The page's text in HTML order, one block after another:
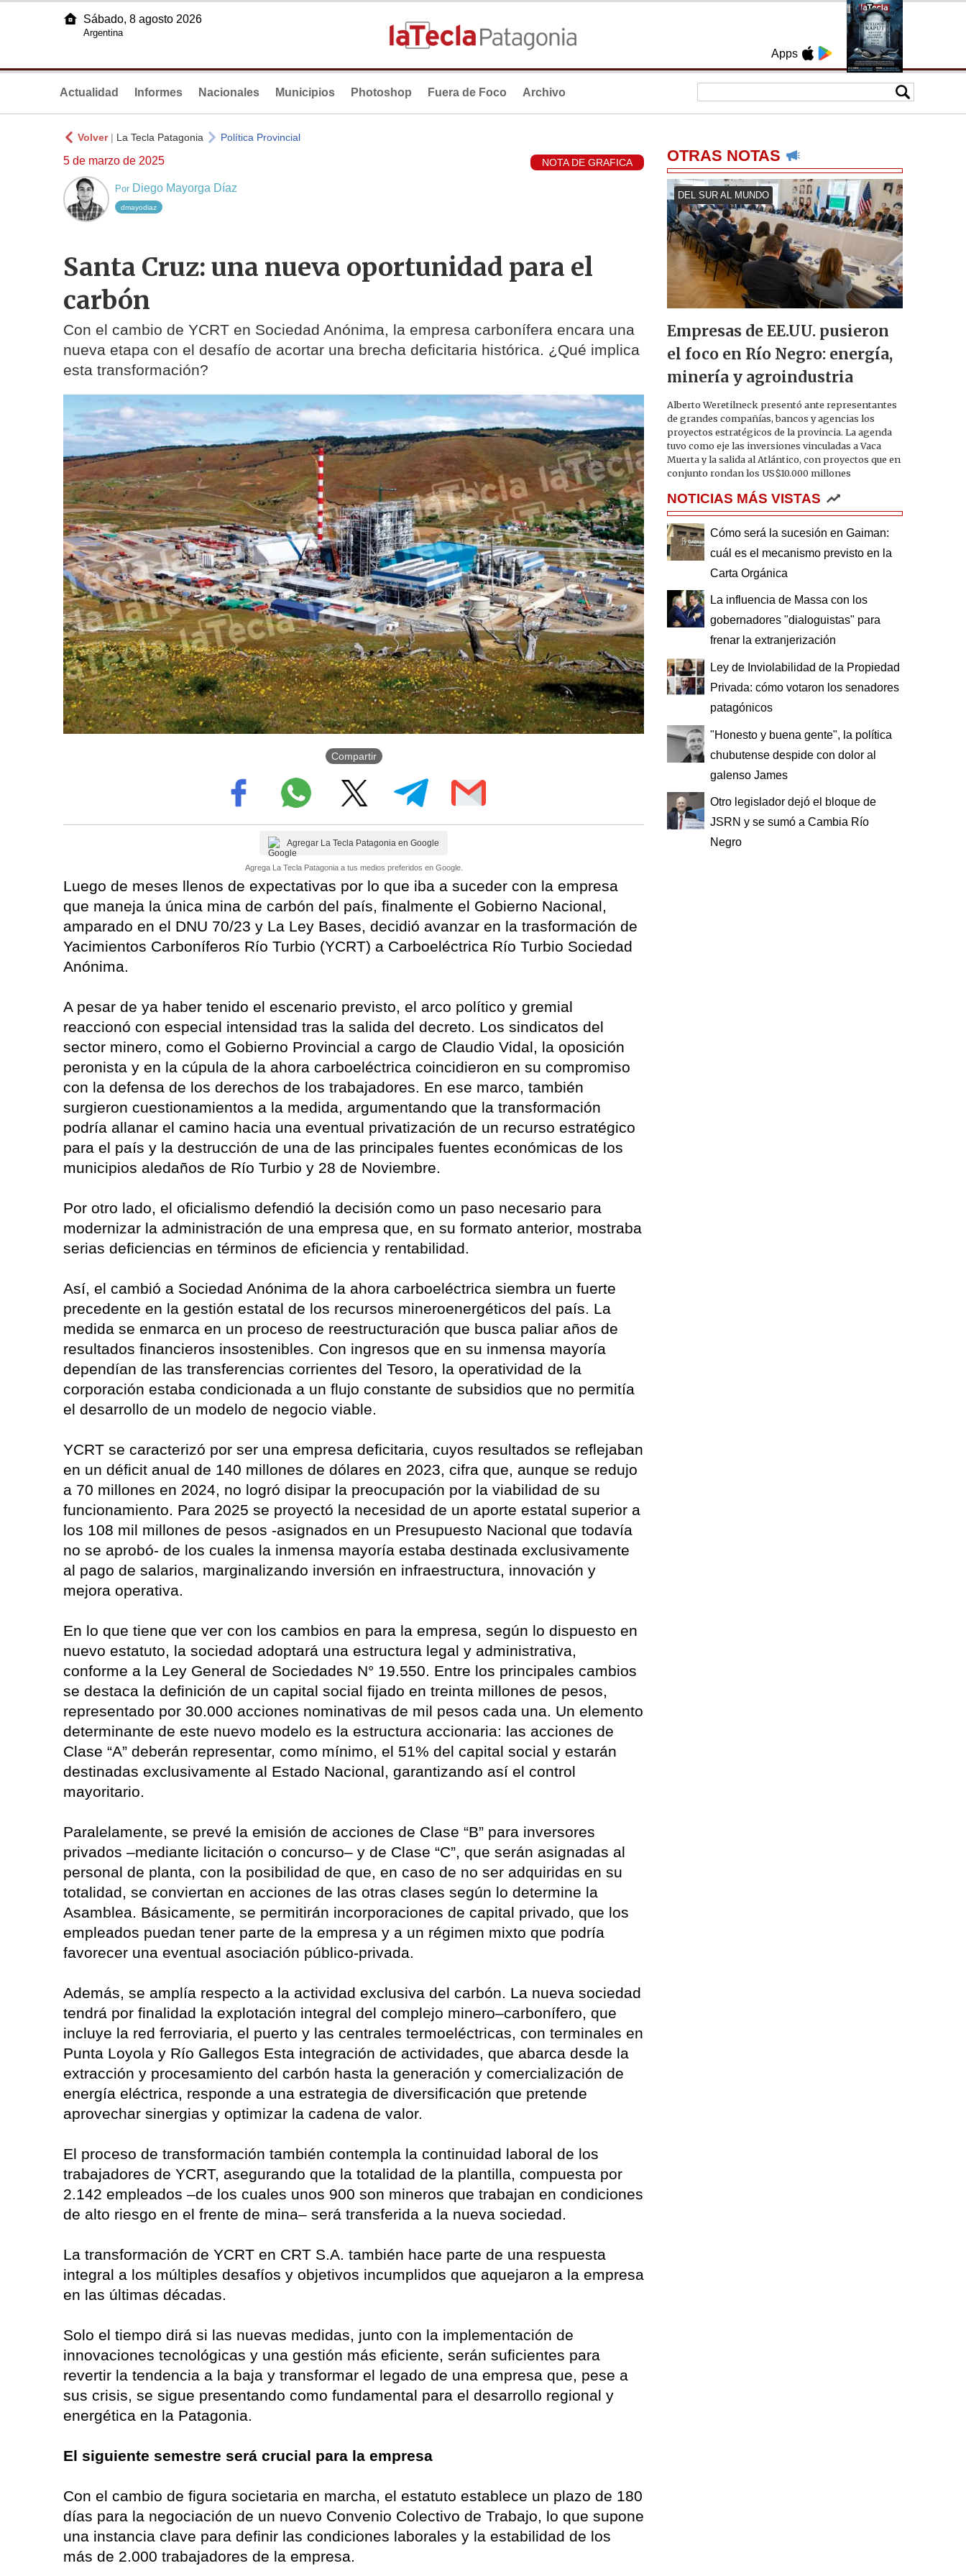
Apps
Sábado, 8 agosto 2026
Argentina
Actualidad Informes Nacionales Municipios Photoshop Fuera de Foco Archivo
Volver| La Tecla Patagonia Política Provincial
5 de marzo de 2025 NOTA DE GRAFICA
Por Diego Mayorga Díaz
dmayodiaz
Santa Cruz: una nueva oportunidad para el
carbón
Con el cambio de YCRT en Sociedad Anónima, la empresa carbonífera encara una
nueva etapa con el desafío de acortar una brecha deficitaria histórica. ¿Qué implica
esta transformación?
Compartir
Agregar La Tecla Patagonia en Google
Agrega La Tecla Patagonia a tus medios preferidos en Google.
Luego de meses llenos de expectativas por lo que iba a suceder con la empresa
que maneja la única mina de carbón del país, finalmente el Gobierno Nacional,
amparado en el DNU 70/23 y La Ley Bases, decidió avanzar en la trasformación de
Yacimientos Carboníferos Río Turbio (YCRT) a Carboeléctrica Río Turbio Sociedad
Anónima.
A pesar de ya haber tenido el escenario previsto, el arco político y gremial
reaccionó con especial intensidad tras la salida del decreto. Los sindicatos del
sector minero, como el Gobierno Provincial a cargo de Claudio Vidal, la oposición
peronista y en la cúpula de la ahora carboeléctrica coincidieron en su compromiso
con la defensa de los derechos de los trabajadores. En ese marco, también
surgieron cuestionamientos a la medida, argumentando que la transformación
podría allanar el camino hacia una eventual privatización de un recurso estratégico
para el país y la destrucción de una de las principales fuentes económicas de los
municipios aledaños de Río Turbio y 28 de Noviembre.
Por otro lado, el oficialismo defendió la decisión como un paso necesario para
modernizar la administración de una empresa que, en su formato anterior, mostraba
serias deficiencias en términos de eficiencia y rentabilidad.
Así, el cambió a Sociedad Anónima de la ahora carboeléctrica siembra un fuerte
precedente en la gestión estatal de los recursos mineroenergéticos del país. La
medida se enmarca en un proceso de reestructuración que busca paliar años de
resultados financieros insostenibles. Con ingresos que en su inmensa mayoría
dependían de las transferencias corrientes del Tesoro, la operatividad de la
corporación estaba condicionada a un flujo constante de subsidios que no permitía
el desarrollo de un modelo de negocio viable.
YCRT se caracterizó por ser una empresa deficitaria, cuyos resultados se reflejaban
en un déficit anual de 140 millones de dólares en 2023, cifra que, aunque se redujo
a 70 millones en 2024, no logró disipar la preocupación por la viabilidad de su
funcionamiento. Para 2025 se proyectó la necesidad de un aporte estatal superior a
los 108 mil millones de pesos -asignados en un Presupuesto Nacional que todavía
no se aprobó- de los cuales la inmensa mayoría estaba destinada exclusivamente
al pago de salarios, marginalizando inversión en infraestructura, innovación y
mejora operativa.
En lo que tiene que ver con los cambios en para la empresa, según lo dispuesto en
nuevo estatuto, la sociedad adoptará una estructura legal y administrativa,
conforme a la Ley General de Sociedades N° 19.550. Entre los principales cambios
se destaca la definición de un capital social fijado en treinta millones de pesos,
representado por 30.000 acciones nominativas de mil pesos cada una. Un elemento
determinante de este nuevo modelo es la estructura accionaria: las acciones de
Clase “A” deberán representar, como mínimo, el 51% del capital social y estarán
destinadas exclusivamente al Estado Nacional, garantizando así el control
mayoritario.
Paralelamente, se prevé la emisión de acciones de Clase “B” para inversores
privados –mediante licitación o concurso– y de Clase “C”, que serán asignadas al
personal de planta, con la posibilidad de que, en caso de no ser adquiridas en su
totalidad, se conviertan en acciones de las otras clases según lo determine la
Asamblea. Básicamente, se permitirán incorporaciones de capital privado, que los
empleados puedan tener parte de la empresa y a un régimen mixto que podría
favorecer una eventual asociación público-privada.
Además, se amplía respecto a la actividad exclusiva del carbón. La nueva sociedad
tendrá por finalidad la explotación integral del complejo minero–carbonífero, que
incluye la red ferroviaria, el puerto y las centrales termoeléctricas, con terminales en
Punta Loyola y Río Gallegos Esta integración de actividades, que abarca desde la
extracción y procesamiento del carbón hasta la generación y comercialización de
energía eléctrica, responde a una estrategia de diversificación que pretende
aprovechar sinergias y optimizar la cadena de valor.
El proceso de transformación también contempla la continuidad laboral de los
trabajadores de YCRT, asegurando que la totalidad de la plantilla, compuesta por
2.142 empleados –de los cuales unos 900 son mineros que trabajan en condiciones
de alto riesgo en el frente de mina– será transferida a la nueva sociedad.
La transformación de YCRT en CRT S.A. también hace parte de una respuesta
integral a los múltiples desafíos y objetivos incumplidos que aquejaron a la empresa
en las últimas décadas.
Solo el tiempo dirá si las nuevas medidas, junto con la implementación de
innovaciones tecnológicas y una gestión más eficiente, serán suficientes para
revertir la tendencia a la baja y transformar el legado de una empresa que, pese a
sus crisis, se sigue presentando como fundamental para el desarrollo regional y
energética en la Patagonia.
El siguiente semestre será crucial para la empresa
Con el cambio de figura societaria en marcha, el estatuto establece un plazo de 180
días para la negociación de un nuevo Convenio Colectivo de Trabajo, lo que supone
una instancia clave para definir las condiciones laborales y la estabilidad de los
más de 2.000 trabajadores de la empresa.
OTRAS NOTAS
DEL SUR AL MUNDO
Empresas de EE.UU. pusieron
el foco en Río Negro: energía,
minería y agroindustria
Alberto Weretilneck presentó ante representantes
de grandes compañías, bancos y agencias los
proyectos estratégicos de la provincia. La agenda
tuvo como eje las inversiones vinculadas a Vaca
Muerta y la salida al Atlántico, con proyectos que en
conjunto rondan los US$10.000 millones
NOTICIAS MÁS VISTAS
Cómo será la sucesión en Gaiman:
cuál es el mecanismo previsto en la
Carta Orgánica
La influencia de Massa con los
gobernadores "dialoguistas" para
frenar la extranjerización
Ley de Inviolabilidad de la Propiedad
Privada: cómo votaron los senadores
patagónicos
"Honesto y buena gente", la política
chubutense despide con dolor al
galenso James
Otro legislador dejó el bloque de
JSRN y se sumó a Cambia Río
Negro